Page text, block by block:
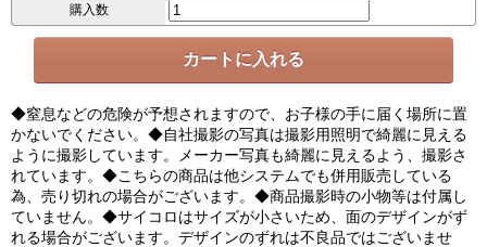
購入数
◆窒息などの危険が予想されますので、お子様の手に届く場所に置
かないでください。◆自社撮影の写真は撮影用照明で綺麗に見える
ように撮影しています。メーカー写真も綺麗に見えるよう、撮影さ
れています。◆こちらの商品は他システムでも併用販売している
為、売り切れの場合がございます。◆商品撮影時の小物等は付属し
ていません。◆サイコロはサイズが小さいため、面のデザインがず
れる場合がございます。デザインのずれは不良品ではございませ